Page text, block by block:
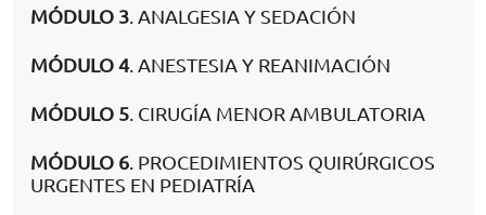
MÓDULO 3 . ANALGESIA Y SEDACIÓN
MÓDULO 4. ANESTESIA Y REANIMACIÓN
MÓDULO 5 . CIRUGÍA MENOR AMBULATORIA
MÓDULO 6 . PROCEDIMIENTOS QUIRÚRGICOS
URGENTES EN PEDIATRÍA